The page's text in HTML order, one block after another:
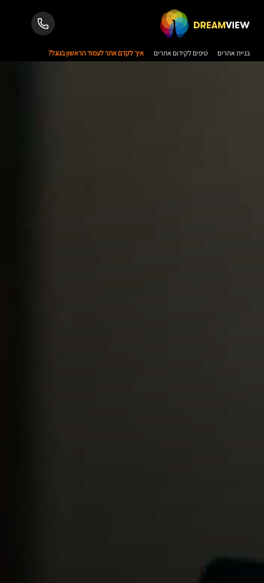
בניית אתרים טיפים לקידום אתרים איך לקדם אתר לעמוד הראשון בגוגל?